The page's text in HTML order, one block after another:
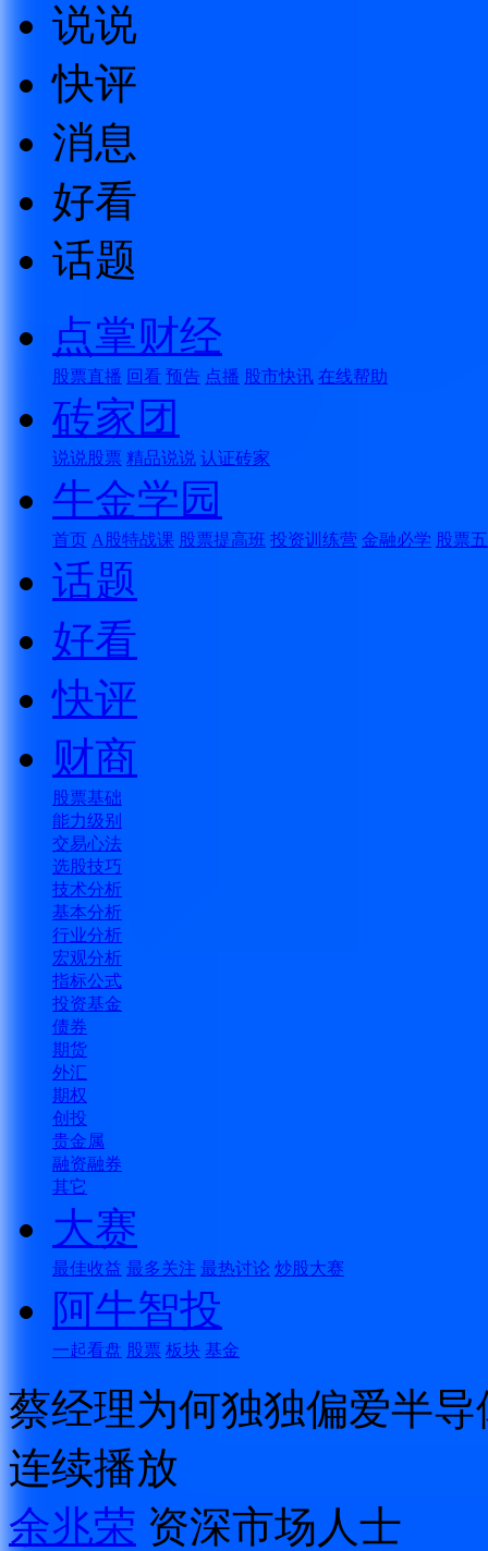
说说
快评
消息
好看
话题
点掌财经
股票直播 回看 预告 点播 股市快讯 在线帮助
砖家团
说说股票 精品说说 认证砖家
牛金学园
首页 A股特战课 股票提高班 投资训练营 金融必学 股票
话题
好看
快评
财商
股票基础
能力级别
交易心法
选股技巧
技术分析
基本分析
行业分析
宏观分析
指标公式
投资基金
债券
期货
外汇
期权
创投
贵金属
融资融券
其它
大赛
最佳收益 最多关注 最热讨论 炒股大赛
阿牛智投
一起看盘 股票 板块 基金
蔡经理为何独独偏爱半
连续播放
余兆荣 资深市场人士